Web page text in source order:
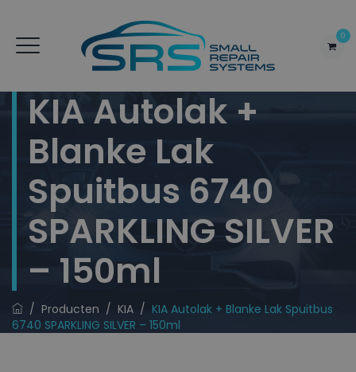
0
KIA Autolak +
Blanke Lak
Spuitbus 6740
SPARKLING SILVER
– 150ml
/ Producten / KIA / KIA Autolak + Blanke Lak Spuitbus
6740 SPARKLING SILVER – 150ml